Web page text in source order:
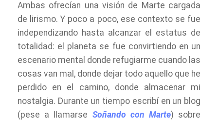
Ambas ofrecían una visión de Marte cargada
de lirismo. Y poco a poco, ese contexto se fue
independizando hasta alcanzar el estatus de
totalidad: el planeta se fue convirtiendo en un
escenario mental donde refugiarme cuando las
cosas van mal, donde dejar todo aquello que he
perdido en el camino, donde almacenar mi
nostalgia. Durante un tiempo escribí en un blog
(pese a llamarse Soñando con Marte) sobre